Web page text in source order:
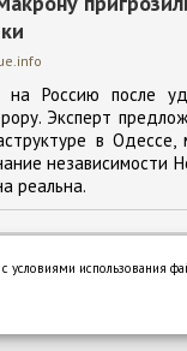
на Россию после
Эксперт
в
независимости
реальна.
условиями использования